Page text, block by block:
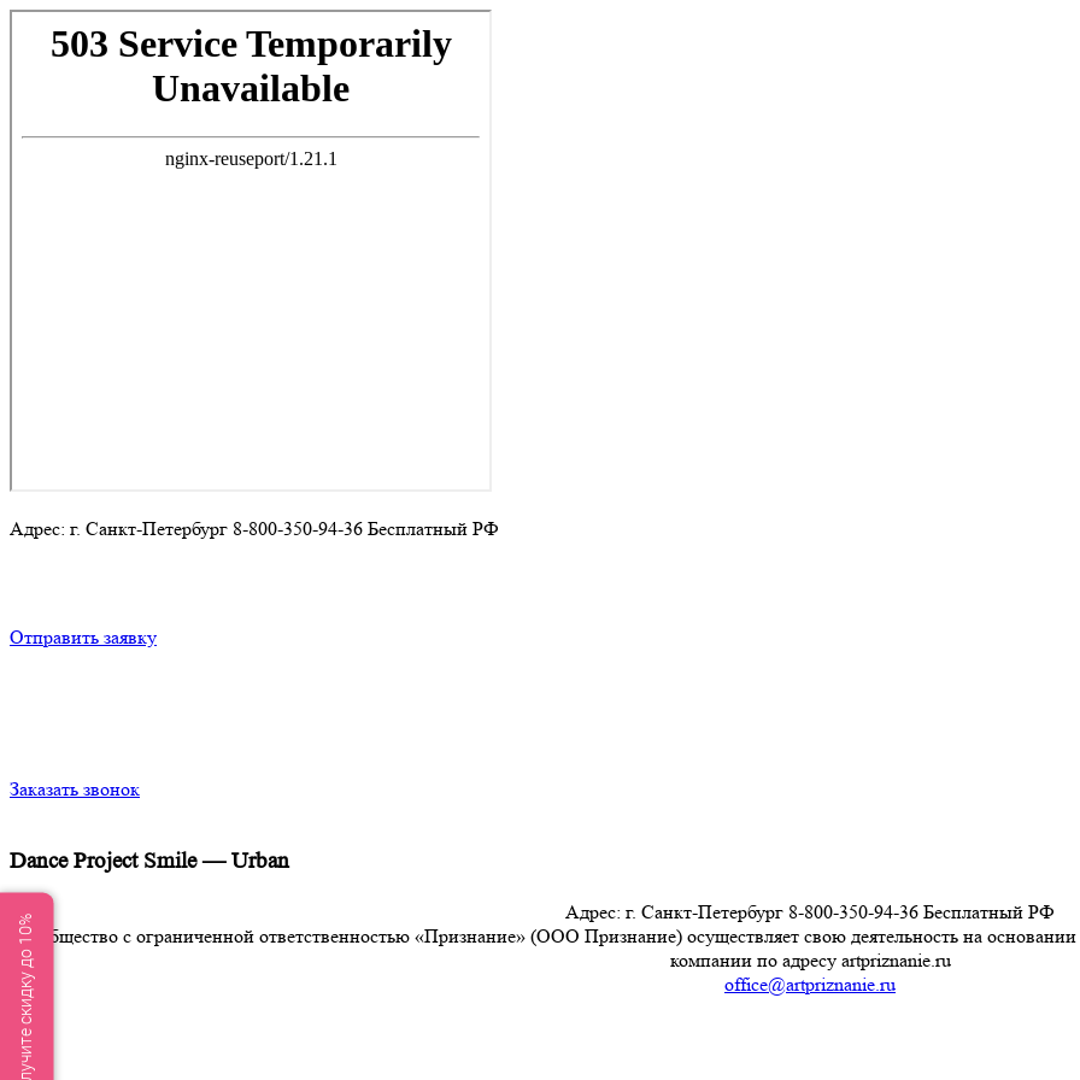
Адрес: г. Санкт-Петербург 8-800-350-94-36 Бесплатный РФ
Отправить заявку
Заказать звонок
Dance Project Smile — Urban
Адрес: г. Санкт-Петербург 8-800-350-94-36 Бесплатный РФ
Общество с ограниченной ответственностью «Признание» (ООО Признание) осуществляет свою деятельность на
компании по адресу artpriznanie.ru
office@artpriznanie.ru
Получите скидку до 10%